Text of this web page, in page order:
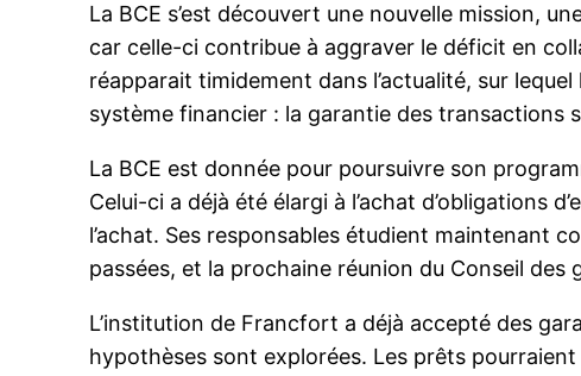
La BCE s’est découvert une nouvelle mission,
car celle-ci contribue à aggraver le déficit en
réapparait timidement dans l’actualité, sur
système financier : la garantie des transactions
La BCE est donnée pour poursuivre son
Celui-ci a déjà été élargi à l’achat d’obligations
l’achat. Ses responsables étudient maintenant
passées, et la prochaine réunion du Conseil
L’institution de Francfort a déjà accepté des
hypothèses sont explorées. Les prêts